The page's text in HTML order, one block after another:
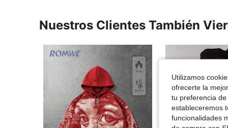
Nuestros Clientes También
Utilizamos
ofrecerte la
tu preferencia
estableceremos
funcionalidades